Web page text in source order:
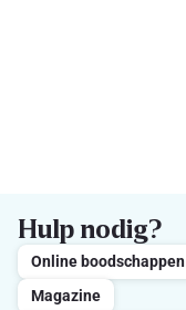
Hulp nodig?
Online boodschappen
Magazine